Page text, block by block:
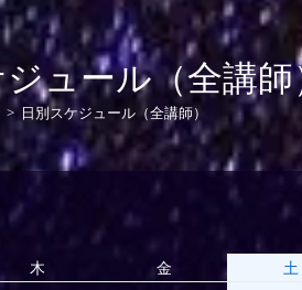
ュール（全講師
> 日別スケジュール（全講師）
木 金
土